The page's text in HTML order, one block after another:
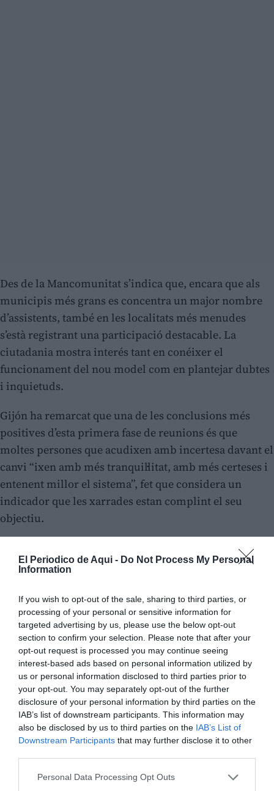
El Periodico de Aqui - Do Not Process My Personal
Information
If you wish to opt-out of the sale, sharing to third parties, or
processing of your personal or sensitive information for
targeted advertising by us, please use the below opt-out
section to confirm your selection. Please note that after your
opt-out request is processed you may continue seeing
interest-based ads based on personal information utilized by
us or personal information disclosed to third parties prior to
your opt-out. You may separately opt-out of the further
disclosure of your personal information by third parties on the
IAB’s list of downstream participants. This information may
also be disclosed by us to third parties on the IAB’s List of
Downstream Participants that may further disclose it to other
Personal Data Processing Opt Outs
Des de la Mancomunitat s’indica que, encara que als
municipis més grans es concentra un major nombre
d’assistents, també en les localitats més menudes
s’està registrant una participació destacable. La
ciutadania mostra interés tant en conéixer el
funcionament del nou model com en plantejar dubtes
i inquietuds.
Gijón ha remarcat que una de les conclusions més
positives d’esta primera fase de reunions és que
moltes persones que acudixen amb incertesa davant el
canvi “ixen amb més tranquil·litat, amb més certeses i
entenent millor el sistema”, fet que considera un
indicador que les xarrades estan complint el seu
objectiu.